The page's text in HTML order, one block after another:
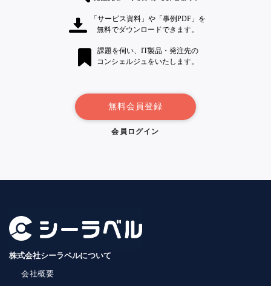
「サービス資料」や「事例PDF」を
無料でダウンロードできます。
課題を伺い、IT製品・発注先の
コンシェルジュをいたします。
無料会員登録
会員ログイン
株式会社シーラベルについて
会社概要